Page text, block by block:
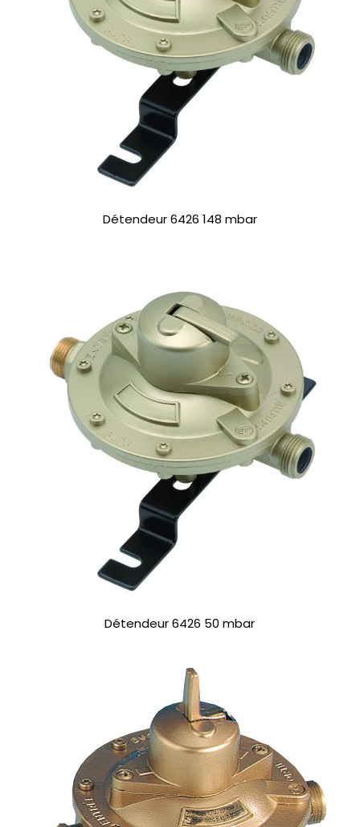
Détendeur 6426 148 mbar
Détendeur 6426 50 mbar